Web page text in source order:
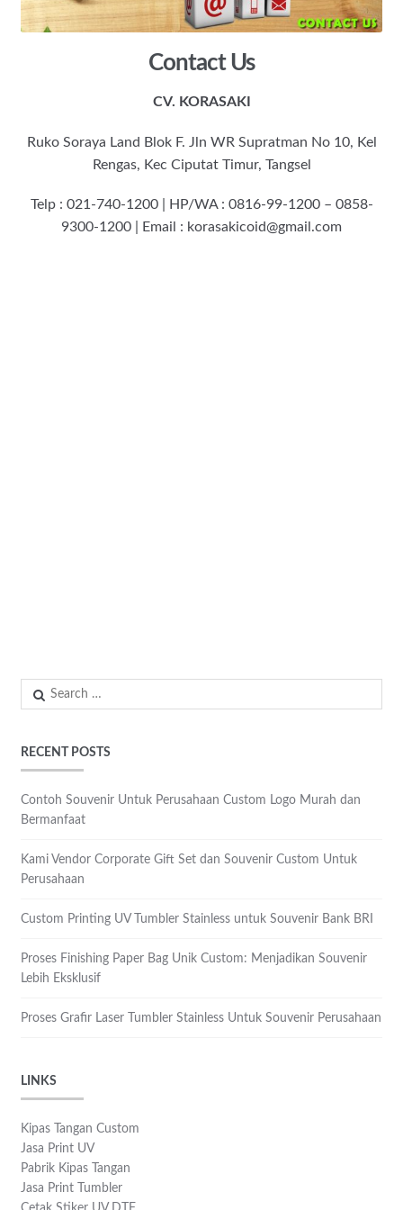
Contact Us
CV. KORASAKI
Ruko Soraya Land Blok F. Jln WR Supratman No 10, Kel
Rengas, Kec Ciputat Timur, Tangsel
Telp : 021-740-1200 | HP/WA : 0816-99-1200 – 0858-
9300-1200 | Email : korasakicoid@gmail.com
Search
for:
RECENT POSTS
Contoh Souvenir Untuk Perusahaan Custom Logo Murah dan
Bermanfaat
Kami Vendor Corporate Gift Set dan Souvenir Custom Untuk
Perusahaan
Custom Printing UV Tumbler Stainless untuk Souvenir Bank BRI
Proses Finishing Paper Bag Unik Custom: Menjadikan Souvenir
Lebih Eksklusif
Proses Grafir Laser Tumbler Stainless Untuk Souvenir Perusahaan
LINKS
Kipas Tangan Custom
Jasa Print UV
Pabrik Kipas Tangan
Jasa Print Tumbler